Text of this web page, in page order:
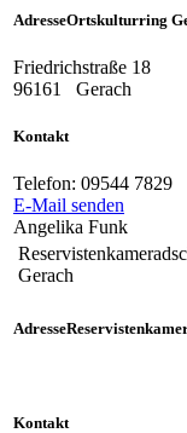
AdresseOrtskulturring
Friedrichstraße 18
96161
Gerach
Kontakt
Telefon: 09544 7829
E-Mail senden
Angelika Funk
Gerach
Adresse
Kontakt